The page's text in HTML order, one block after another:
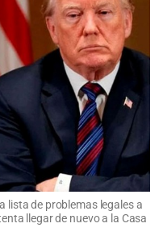
lista de problemas legales a
llegar de nuevo a la Casa